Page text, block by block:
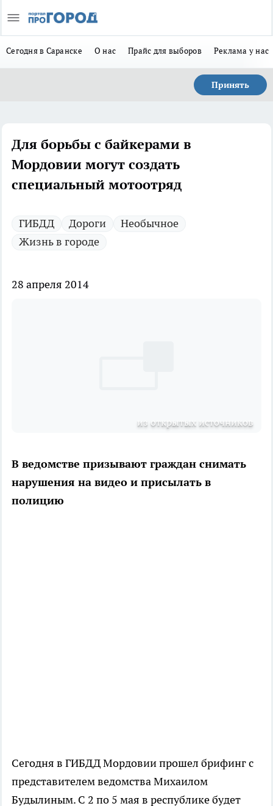
Сегодня в Саранске О нас Прайс для выборов Реклама у нас
Принять
Для борьбы с байкерами в
Мордовии могут создать
специальный мотоотряд
ГИБДД Дороги
Необычное
Жизнь в городе
28 апреля 2014
из открытых источников
В ведомстве призывают граждан снимать
нарушения на видео и присылать в
полицию
Сегодня в ГИБДД Мордовии прошел брифинг с
представителем ведомства Михаилом
Будылиным. С 2 по 5 мая в республике будет